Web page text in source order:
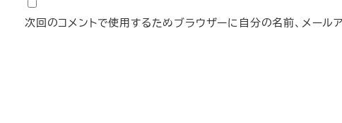
次回のコメントで使用するためブラウザーに自分の名前、メールア